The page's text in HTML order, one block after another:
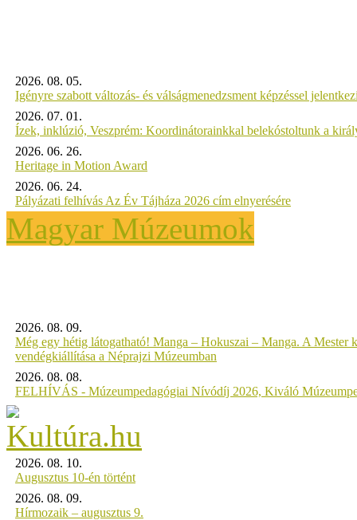
2026. 08. 05.
Igényre szabott változás- és válságmenedzsment képzéssel
2026. 07. 01.
Ízek, inklúzió, Veszprém: Koordinátorainkkal belekóstoltunk a
2026. 06. 26.
Heritage in Motion Award
2026. 06. 24.
Pályázati felhívás Az Év Tájháza 2026 cím elnyerésére
Magyar Múzeumok
2026. 08. 09.
Még egy hétig látogatható! Manga – Hokuszai – Manga. A Mester
vendégkiállítása a Néprajzi Múzeumban
2026. 08. 08.
FELHÍVÁS - Múzeumpedagógiai Nívódíj 2026, Kiváló
2026. 08. 10.
Augusztus 10-én történt
2026. 08. 09.
Hírmozaik – augusztus 9.